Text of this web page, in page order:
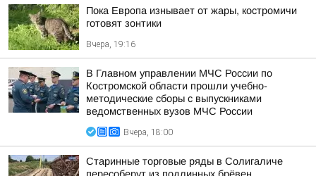
Пока Европа изнывает от жары, костромичи
готовят зонтики
Вчера, 19:16
В Главном управлении МЧС России по
Костромской области прошли учебно-
методические сборы с выпускниками
ведомственных вузов МЧС России
Вчера, 18:00
Старинные торговые ряды в Солигаличе